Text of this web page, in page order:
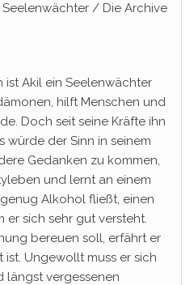
/ Die Archive
ist Akil ein Seelenwächter
hilft Menschen und
Doch seit seine Kräfte ihn
würde der Sinn in seinem
Gedanken zu kommen,
und lernt an einem
Alkohol fließt, einen
er sich sehr gut versteht.
bereuen soll, erfährt er
ist. Ungewollt muss er sich
längst vergessenen